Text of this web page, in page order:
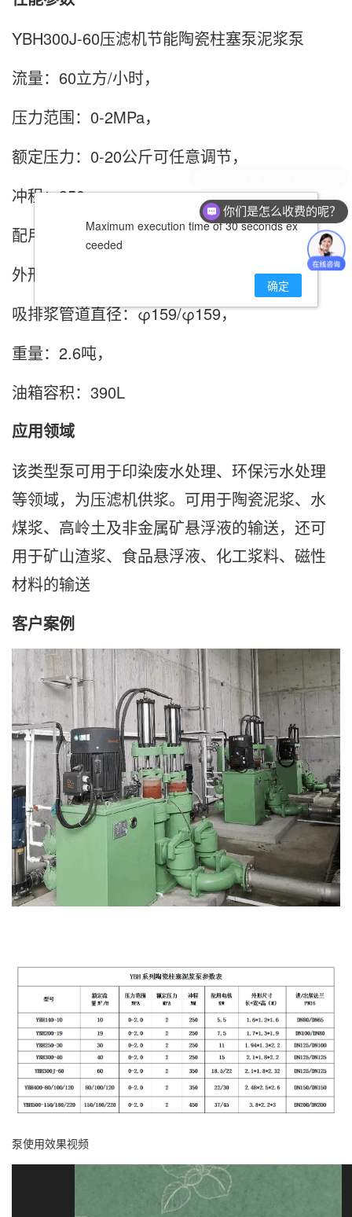
YBH300J-60压滤机节能陶瓷柱塞泵泥浆泵
流量：60立方/小时，
压力范围：0-2MPa，
额定压力：0-20公斤可任意调节，
冲程：350mm，
配用电机：18.5KW，
外形尺寸：2.1*1.8*2.5（米)，
吸排浆管道直径：φ159/φ159，
重量：2.6吨，
油箱容积：390L
应用领域
该类型泵可用于印染废水处理、环保污水处理
等领域，为压滤机供浆。可用于陶瓷泥浆、水
煤浆、高岭土及非金属矿悬浮液的输送，还可
用于矿山渣浆、食品悬浮液、化工浆料、磁性
材料的输送
客户案例
泵使用效果视频
你们是怎么收费的呢？
Maximum execution time of 30 seconds ex
ceeded
确定